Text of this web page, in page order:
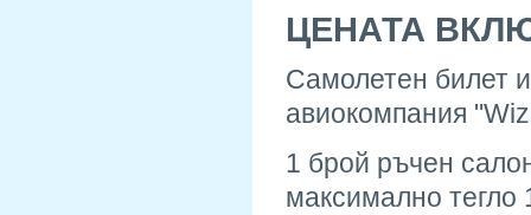
ЦЕНАТА
Самолетен билет
авиокомпания
1 брой ръчен
максимално тегло